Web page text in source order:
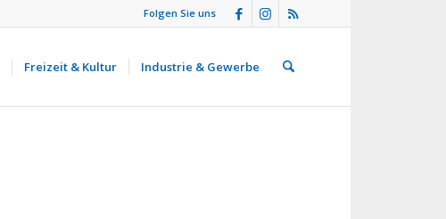
Folgen Sie uns
Freizeit & Kultur Industrie & Gewerbe